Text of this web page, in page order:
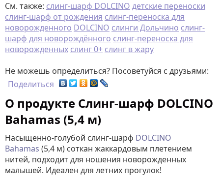
См. также: слинг-шарф DOLCINO детские переноски
слинг-шарф от рождения слинг-переноска для
новорожденного DOLCINO слинги Дольчино слинг-
шарф для новорождённого слинг-переноска для
новорожденных слинг 0+ слинг в жару
Не можешь определиться? Посоветуйся с друзьями:
Поделиться
О продукте Слинг-шарф DOLCINO
Bahamas (5,4 м)
Насыщенно-голубой слинг-шарф DOLCINO
Bahamas (5,4 м) соткан жаккардовым плетением
нитей, подходит для ношения новорожденных
малышей. Идеален для летних прогулок!